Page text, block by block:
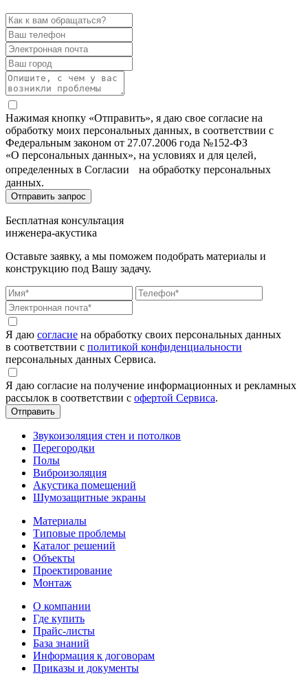
Нажимая кнопку «Отправить», я даю свое согласие на
обработку моих персональных данных, в соответствии с
Федеральным законом от 27.07.2006 года №152-ФЗ
«О персональных данных», на условиях и для целей,
определенных в Согласии на обработку персональных
данных.
Бесплатная консультация
инженера-акустика
Оставьте заявку, а мы поможем подобрать материалы и
конструкцию под Вашу задачу.
Я даю согласие на обработку своих персональных данных
в соответствии с политикой конфиденциальности
персональных данных Сервиса.
Я даю согласие на получение информационных и рекламных
рассылок в соответствии с офертой Сервиса.
Звукоизоляция стен и потолков
Перегородки
Полы
Виброизоляция
Акустика помещений
Шумозащитные экраны
Материалы
Типовые проблемы
Каталог решений
Объекты
Проектирование
Монтаж
О компании
Где купить
Прайс-листы
База знаний
Информация к договорам
Приказы и документы